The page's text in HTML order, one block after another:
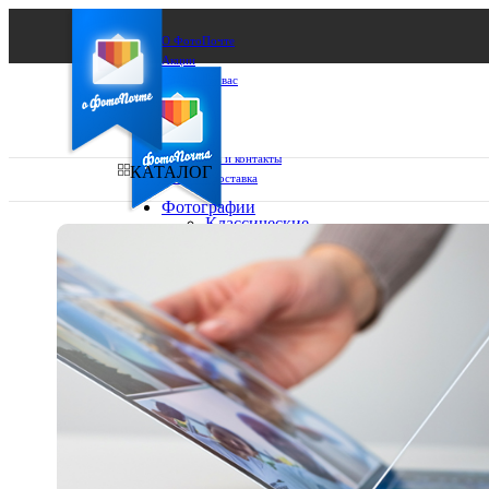
О ФотоПочте
Акции
Сделаем за вас
Бизнесу
FAQ
Франшиза
Поддержка и контакты
Оплата и доставка
Ваш регион доставки
Выберите из списка:
КАТАЛОГ
Фотографии
Классические
10х10
13х18
15х15
15х20
20х20
20х30
30х30
30х40
А4
Фото